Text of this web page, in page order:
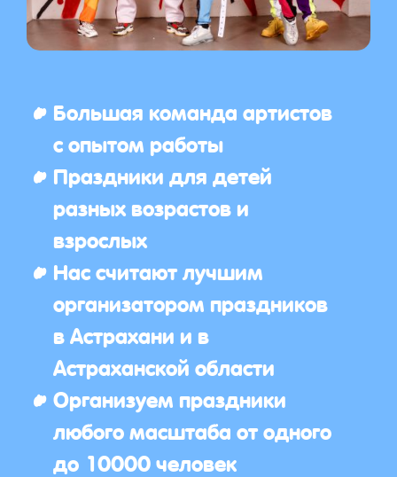
Большая команда артистов
с опытом работы
Праздники для детей
разных возрастов и
взрослых
Нас считают лучшим
организатором праздников
в Астрахани и в
Астраханской области
Организуем праздники
любого масштаба от одного
до 10000 человек